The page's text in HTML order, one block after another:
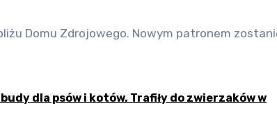
dla psów i kotów. Trafiły do zwierzaków w